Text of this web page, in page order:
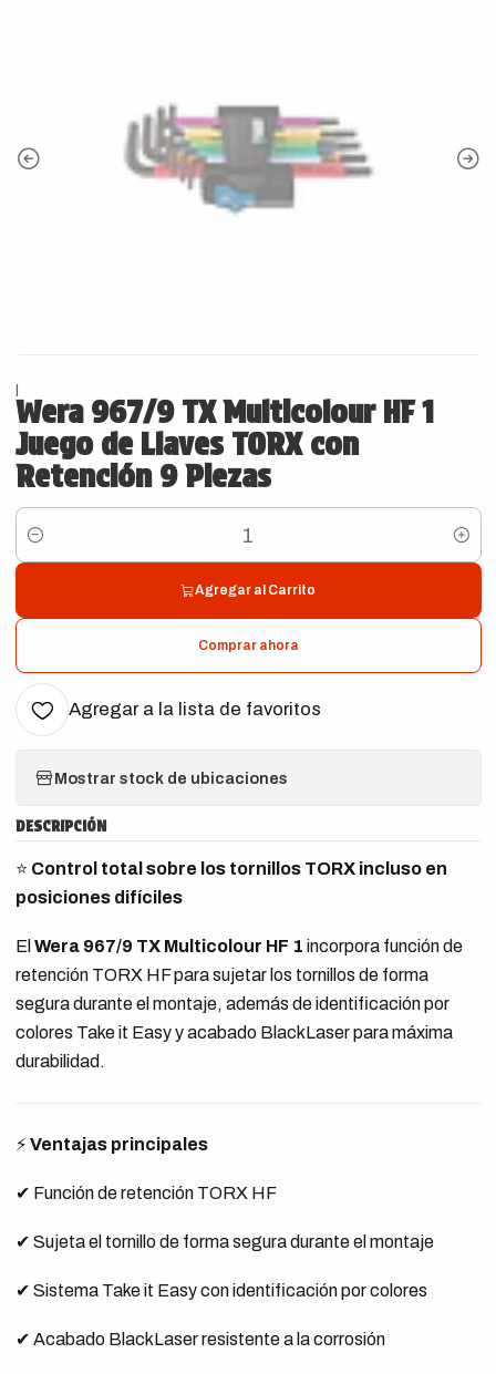
|
Wera 967/9 TX Multicolour HF 1
Juego de Llaves TORX con
Retención 9 Piezas
Cantidad
Agregar al Carrito
Comprar ahora
Agregar a la lista de favoritos
Mostrar stock de ubicaciones
DESCRIPCIÓN
⭐ Control total sobre los tornillos TORX incluso en
posiciones difíciles
El Wera 967/9 TX Multicolour HF 1 incorpora función de
retención TORX HF para sujetar los tornillos de forma
segura durante el montaje, además de identificación por
colores Take it Easy y acabado BlackLaser para máxima
durabilidad.
⚡Ventajas principales
✔ Función de retención TORX HF
✔ Sujeta el tornillo de forma segura durante el montaje
✔ Sistema Take it Easy con identificación por colores
✔ Acabado BlackLaser resistente a la corrosión